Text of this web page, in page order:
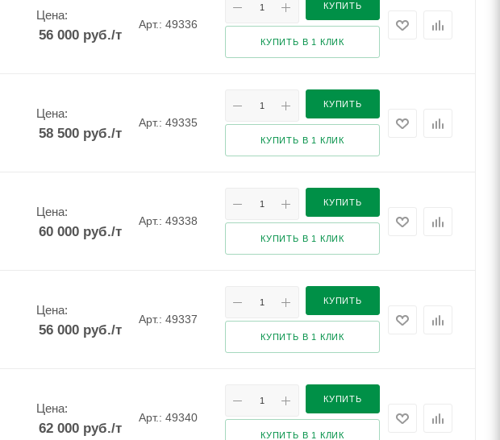
Цена:
56 000руб./т
Арт.: 49336
КУПИТЬ
КУПИТЬ В 1 КЛИК
Цена:
58 500руб./т
Арт.: 49335
КУПИТЬ
КУПИТЬ В 1 КЛИК
Цена:
60 000руб./т
Арт.: 49338
КУПИТЬ
КУПИТЬ В 1 КЛИК
Цена:
56 000руб./т
Арт.: 49337
КУПИТЬ
КУПИТЬ В 1 КЛИК
Цена:
62 000руб./т
Арт.: 49340
КУПИТЬ
КУПИТЬ В 1 КЛИК